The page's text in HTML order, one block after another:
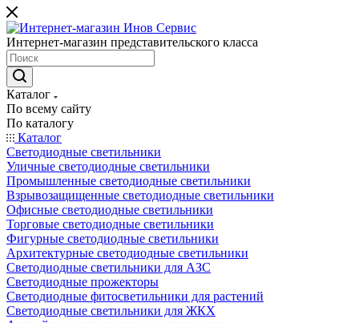
Интернет-магазин представительского класса
Каталог
По всему сайту
По каталогу
Каталог
Светодиодные светильники
Уличные светодиодные светильники
Промышленные светодиодные светильники
Взрывозащищенные светодиодные светильники
Офисные светодиодные светильники
Торговые светодиодные светильники
Фигурные светодиодные светильники
Архитектурные светодиодные светильники
Светодиодные светильники для АЗС
Светодиодные прожекторы
Светодиодные фитосветильники для растений
Светодиодные светильники для ЖКХ